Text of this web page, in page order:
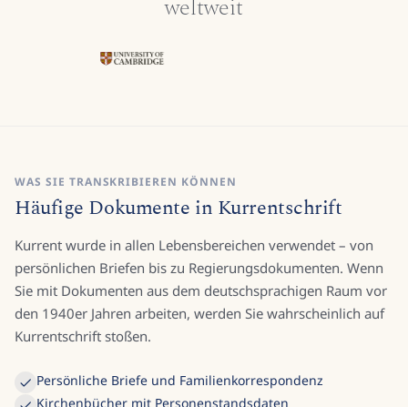
weltweit
WAS SIE TRANSKRIBIEREN KÖNNEN
Häufige Dokumente in Kurrentschrift
Kurrent wurde in allen Lebensbereichen verwendet – von
persönlichen Briefen bis zu Regierungsdokumenten. Wenn
Sie mit Dokumenten aus dem deutschsprachigen Raum vor
den 1940er Jahren arbeiten, werden Sie wahrscheinlich auf
Kurrentschrift stoßen.
Persönliche Briefe und Familienkorrespondenz
Kirchenbücher mit Personenstandsdaten